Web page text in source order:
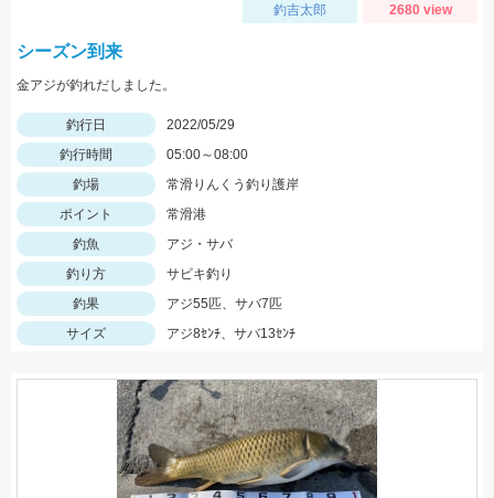
釣吉太郎 2680 view
シーズン到来
金アジが釣れだしました。
釣行日
2022/05/29
釣行時間
05:00～08:00
釣場
常滑りんくう釣り護岸
ポイント
常滑港
釣魚
アジ・サバ
釣り方
サビキ釣り
釣果
アジ55匹、サバ7匹
サイズ
アジ8ｾﾝﾁ、サバ13ｾﾝﾁ